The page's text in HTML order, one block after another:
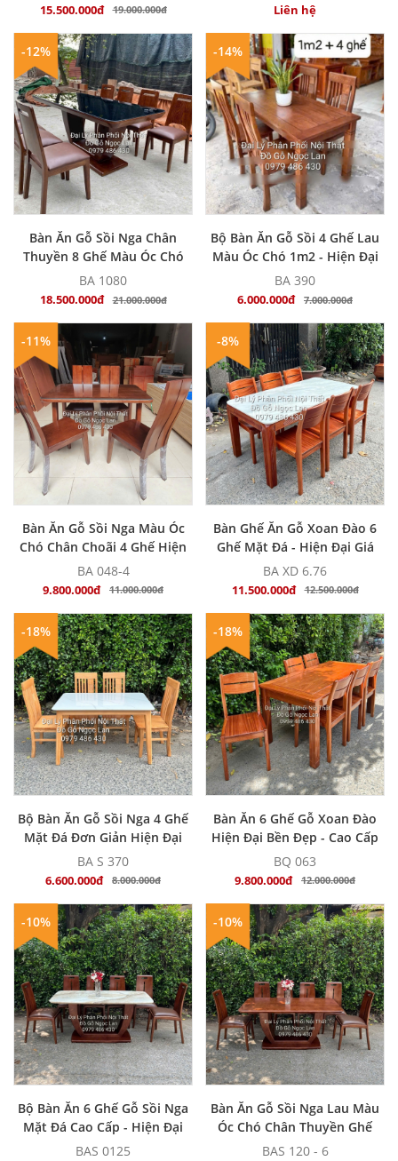
15.500.000đ 19.000.000đ Liên hệ
MUA NGAY
-12%
Bàn Ăn Gỗ Sồi Nga Chân
Thuyền 8 Ghế Màu Óc Chó
Sang Trọng
BA 1080
18.500.000đ 21.000.000đ
MUA NGAY
-14%
Bộ Bàn Ăn Gỗ Sồi 4 Ghế Lau
Màu Óc Chó 1m2 - Hiện Đại
BA 390
6.000.000đ 7.000.000đ
MUA NGAY
-11%
Bàn Ăn Gỗ Sồi Nga Màu Óc
Chó Chân Choãi 4 Ghế Hiện
Đại
BA 048-4
9.800.000đ 11.000.000đ
MUA NGAY
-8%
Bàn Ghế Ăn Gỗ Xoan Đào 6
Ghế Mặt Đá - Hiện Đại Giá
Tốt
BA XD 6.76
11.500.000đ 12.500.000đ
MUA NGAY
-18%
Bộ Bàn Ăn Gỗ Sồi Nga 4 Ghế
Mặt Đá Đơn Giản Hiện Đại
BA S 370
6.600.000đ 8.000.000đ
MUA NGAY
-18%
Bàn Ăn 6 Ghế Gỗ Xoan Đào
Hiện Đại Bền Đẹp - Cao Cấp
BQ 063
9.800.000đ 12.000.000đ
MUA NGAY
-10%
Bộ Bàn Ăn 6 Ghế Gỗ Sồi Nga
Mặt Đá Cao Cấp - Hiện Đại
BAS 0125
MUA NGAY
-10%
Bàn Ăn Gỗ Sồi Nga Lau Màu
Óc Chó Chân Thuyền Ghế
Bọc Nệm - Hiện Đại
BAS 120 - 6